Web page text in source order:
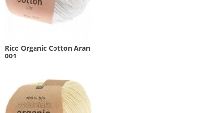
Rico Organic Cotton Aran
001